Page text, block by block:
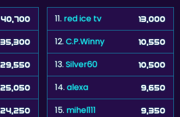
40,700
35,300
29,550
25,050
24,250
11. red ice tv 13,000
12.C.P.Winny 10,550
13.Silver60 10,500
14.alexa 9,650
15. mihel111 9,350